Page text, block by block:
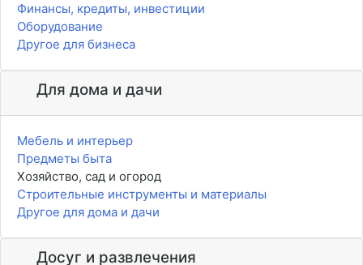
Финансы, кредиты, инвестиции
Оборудование
Другое для бизнеса
Для дома и дачи
Мебель и интерьер
Предметы быта
Хозяйство, сад и огород
Строительные инструменты и материалы
Другое для дома и дачи
Досуг и развлечения